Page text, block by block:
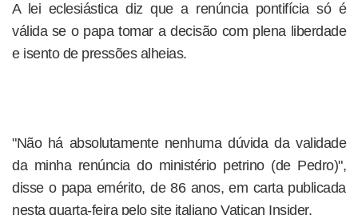
A lei eclesiástica diz que a renúncia pontifícia só é
válida se o papa tomar a decisão com plena liberdade
e isento de pressões alheias.
"Não há absolutamente nenhuma dúvida da validade
da minha renúncia do ministério petrino (de Pedro)",
disse o papa emérito, de 86 anos, em carta publicada
nesta quarta-feira pelo site italiano Vatican Insider.